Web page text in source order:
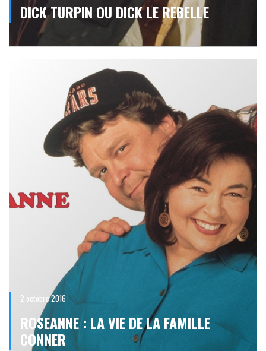
DICK TURPIN OU DICK LE REBELLE
2 octobre 2016
ROSEANNE : LA VIE DE LA FAMILLE
CONNER